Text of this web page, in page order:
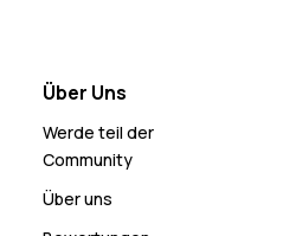
Über Uns
Werde teil der
Community
Über uns